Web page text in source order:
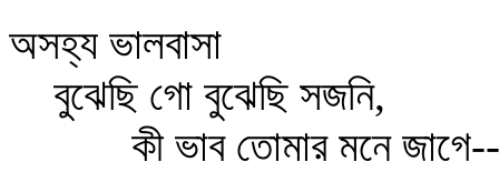
অসহ্য ভালবাসা
বুঝেছি গো বুঝেছি সজনি,
কী ভাব তোমার মনে জাগে--